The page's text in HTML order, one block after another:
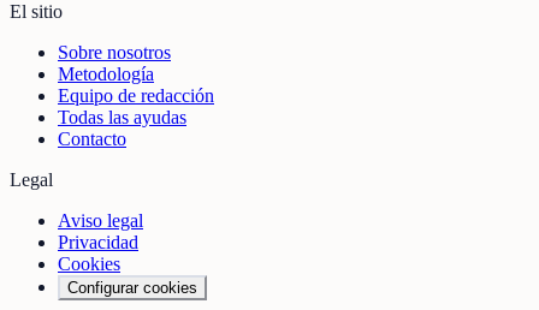
El sitio
Sobre nosotros
Metodología
Equipo de redacción
Todas las ayudas
Contacto
Legal
Aviso legal
Privacidad
Cookies
Configurar cookies